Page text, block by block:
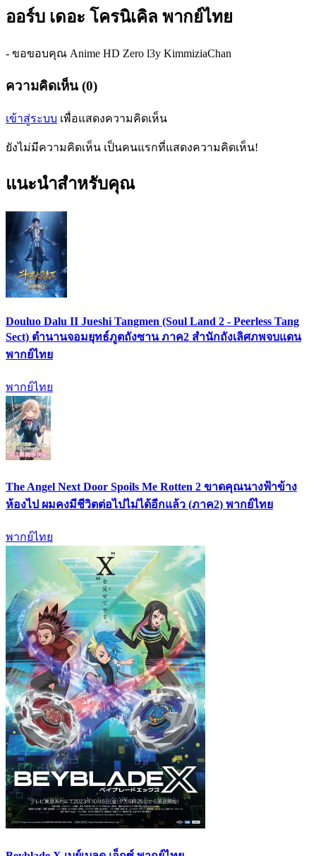
ออร์บ เดอะ โครนิเคิล พากย์ไทย
- ขอขอบคุณ Anime HD Zero l3y KimmiziaChan
ความคิดเห็น (0)
เข้าสู่ระบบ เพื่อแสดงความคิดเห็น
ยังไม่มีความคิดเห็น เป็นคนแรกที่แสดงความคิดเห็น!
แนะนำสำหรับคุณ
Douluo Dalu II Jueshi Tangmen (Soul Land 2 - Peerless Tang
Sect) ตำนานจอมยุทธ์ภูตถังซาน ภาค2 สำนักถังเลิศภพจบแดน
พากย์ไทย
พากย์ไทย
The Angel Next Door Spoils Me Rotten 2 ขาดคุณนางฟ้าข้าง
ห้องไป ผมคงมีชีวิตต่อไปไม่ได้อีกแล้ว (ภาค2) พากย์ไทย
พากย์ไทย